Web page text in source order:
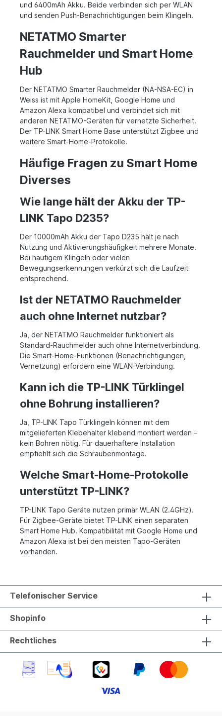
und 6400mAh Akku. Beide verbinden sich per WLAN
und senden Push-Benachrichtigungen beim Klingeln.
NETATMO Smarter
Rauchmelder und Smart Home
Hub
Der NETATMO Smarter Rauchmelder (NA-NSA-EC) in
Weiss ist mit Apple HomeKit, Google Home und
Amazon Alexa kompatibel und verbindet sich mit
anderen NETATMO-Geräten für vernetzte Sicherheit.
Der TP-LINK Smart Home Base unterstützt Zigbee und
weitere Smart-Home-Protokolle.
Häufige Fragen zu Smart Home
Diverses
Wie lange hält der Akku der TP-
LINK Tapo D235?
Der 10000mAh Akku der Tapo D235 hält je nach
Nutzung und Aktivierungshäufigkeit mehrere Monate.
Bei häufigem Klingeln oder vielen
Bewegungserkennungen verkürzt sich die Laufzeit
entsprechend.
Ist der NETATMO Rauchmelder
auch ohne Internet nutzbar?
Ja, der NETATMO Rauchmelder funktioniert als
Standard-Rauchmelder auch ohne Internetverbindung.
Die Smart-Home-Funktionen (Benachrichtigungen,
Vernetzung) erfordern eine WLAN-Verbindung.
Kann ich die TP-LINK Türklingel
ohne Bohrung installieren?
Ja, TP-LINK Tapo Türklingeln können mit dem
mitgelieferten Klebehalter klebend montiert werden –
kein Bohren nötig. Für dauerhaftere Installation
empfiehlt sich die Schraubenmontage.
Welche Smart-Home-Protokolle
unterstützt TP-LINK?
TP-LINK Tapo Geräte nutzen primär WLAN (2.4GHz).
Für Zigbee-Geräte bietet TP-LINK einen separaten
Smart Home Hub. Kompatibilität mit Google Home und
Amazon Alexa ist bei den meisten Tapo-Geräten
vorhanden.
Telefonischer Service
Shopinfo
Rechtliches